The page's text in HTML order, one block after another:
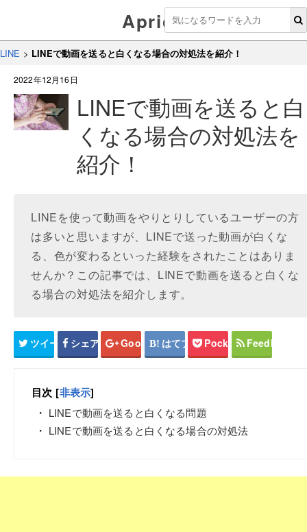
Aprico
LINE > LINEで動画を送ると白くなる場合の対処法を紹介！
2022年12月16日
LINEで動画を送ると白
くなる場合の対処法を
紹介！
LINEを使って動画をやりとりしているユーザーの方
は多いと思いますが、LINEで送った動画が白くな
る、色が変わるといった経験をされたことはありま
せんか？この記事では、LINEで動画を送ると白くな
る場合の対処法を紹介します。
ツイート シェア Google+ はてブ Pocket Feedly
目次 [非表示]
LINEで動画を送ると白くなる問題
LINEで動画を送ると白くなる場合の対処法